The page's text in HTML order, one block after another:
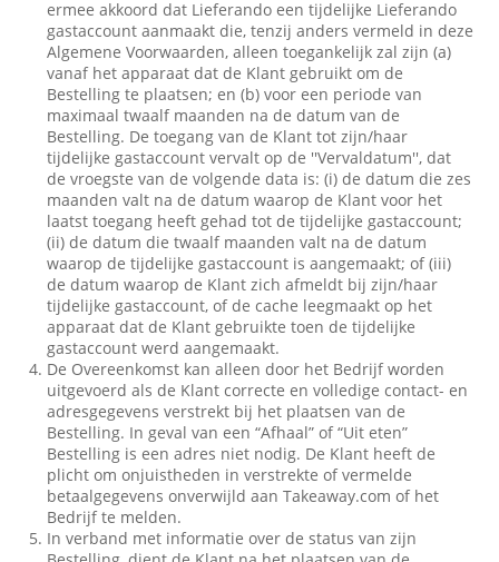
ermee akkoord dat Lieferando een tijdelijke Lieferando
gastaccount aanmaakt die, tenzij anders vermeld in deze
Algemene Voorwaarden, alleen toegankelijk zal zijn (a)
vanaf het apparaat dat de Klant gebruikt om de
Bestelling te plaatsen; en (b) voor een periode van
maximaal twaalf maanden na de datum van de
Bestelling. De toegang van de Klant tot zijn/haar
tijdelijke gastaccount vervalt op de ''Vervaldatum'', dat
de vroegste van de volgende data is: (i) de datum die zes
maanden valt na de datum waarop de Klant voor het
laatst toegang heeft gehad tot de tijdelijke gastaccount;
(ii) de datum die twaalf maanden valt na de datum
waarop de tijdelijke gastaccount is aangemaakt; of (iii)
de datum waarop de Klant zich afmeldt bij zijn/haar
tijdelijke gastaccount, of de cache leegmaakt op het
apparaat dat de Klant gebruikte toen de tijdelijke
gastaccount werd aangemaakt.
De Overeenkomst kan alleen door het Bedrijf worden
uitgevoerd als de Klant correcte en volledige contact- en
adresgegevens verstrekt bij het plaatsen van de
Bestelling. In geval van een “Afhaal” of “Uit eten”
Bestelling is een adres niet nodig. De Klant heeft de
plicht om onjuistheden in verstrekte of vermelde
betaalgegevens onverwijld aan Takeaway.com of het
Bedrijf te melden.
In verband met informatie over de status van zijn